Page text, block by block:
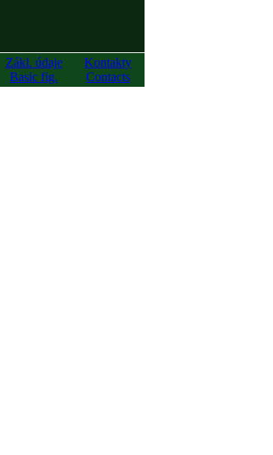
Zákl. údaje
Basic fig.
Kontakty
Contacts